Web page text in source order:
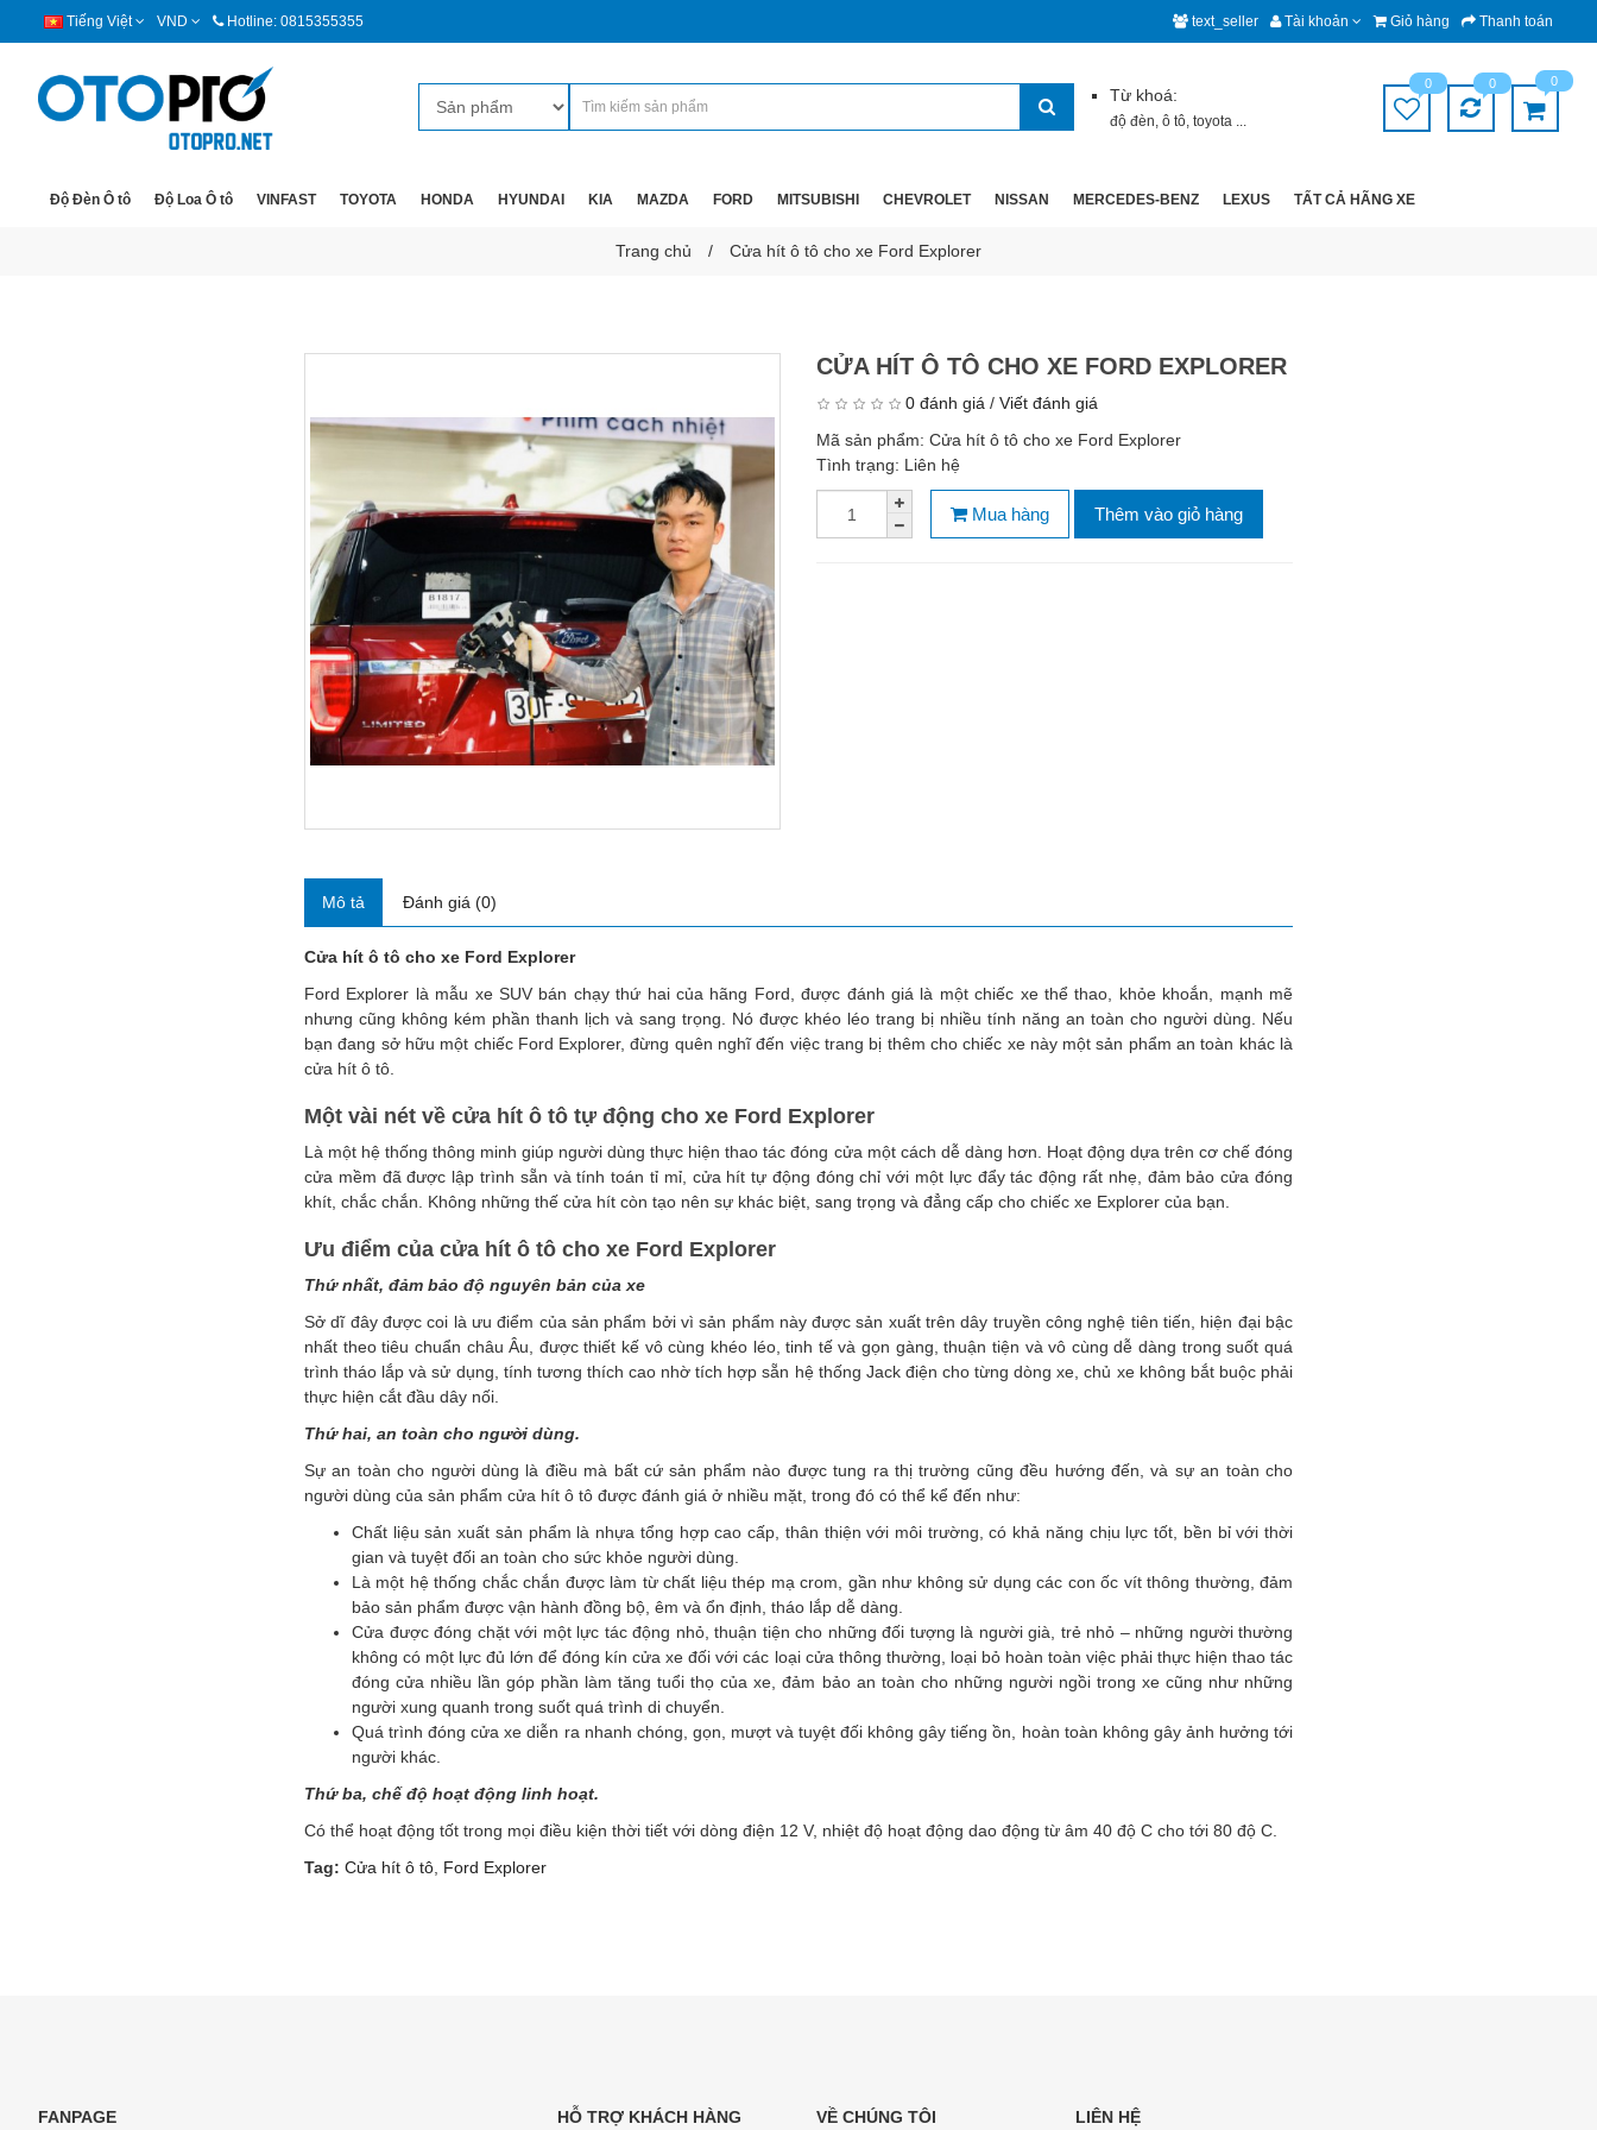
Tiếng Việt VND Hotline: 0815355355 text_seller Tài khoản Giỏ hàng Thanh toán
Từ khoá:
độ đèn,ô tô,toyota ...
0 0 0
Độ Đèn Ô tô Độ Loa Ô tô VINFAST TOYOTA HONDA HYUNDAI KIA MAZDA FORD MITSUBISHI CHEVROLET NISSAN MERCEDES-BENZ LEXUS TẤT CẢ HÃNG XE
Trang chủ Cửa hít ô tô cho xe Ford Explorer
CỬA HÍT Ô TÔ CHO XE FORD EXPLORER
0 đánh giá / Viết đánh giá
Mã sản phẩm: Cửa hít ô tô cho xe Ford Explorer
Tình trạng: Liên hệ
Mua hàng Thêm vào giỏ hàng
Mô tả Đánh giá (0)
Cửa hít ô tô cho xe Ford Explorer
Ford Explorer là mẫu xe SUV bán chạy thứ hai của hãng Ford, được đánh giá là một chiếc xe thể thao, khỏe khoắn, mạnh mẽ
nhưng cũng không kém phần thanh lịch và sang trọng. Nó được khéo léo trang bị nhiều tính năng an toàn cho người dùng. Nếu
bạn đang sở hữu một chiếc Ford Explorer, đừng quên nghĩ đến việc trang bị thêm cho chiếc xe này một sản phẩm an toàn khác là
cửa hít ô tô.
Một vài nét về cửa hít ô tô tự động cho xe Ford Explorer
Là một hệ thống thông minh giúp người dùng thực hiện thao tác đóng cửa một cách dễ dàng hơn. Hoạt động dựa trên cơ chế đóng
cửa mềm đã được lập trình sẵn và tính toán tỉ mỉ, cửa hít tự động đóng chỉ với một lực đẩy tác động rất nhẹ, đảm bảo cửa đóng
khít, chắc chắn. Không những thế cửa hít còn tạo nên sự khác biệt, sang trọng và đẳng cấp cho chiếc xe Explorer của bạn.
Ưu điểm của cửa hít ô tô cho xe Ford Explorer
Thứ nhất, đảm bảo độ nguyên bản của xe
Sở dĩ đây được coi là ưu điểm của sản phẩm bởi vì sản phẩm này được sản xuất trên dây truyền công nghệ tiên tiến, hiện đại bậc
nhất theo tiêu chuẩn châu Âu, được thiết kế vô cùng khéo léo, tinh tế và gọn gàng, thuận tiện và vô cùng dễ dàng trong suốt quá
trình tháo lắp và sử dụng, tính tương thích cao nhờ tích hợp sẵn hệ thống Jack điện cho từng dòng xe, chủ xe không bắt buộc phải
thực hiện cắt đầu dây nối.
Thứ hai, an toàn cho người dùng.
Sự an toàn cho người dùng là điều mà bất cứ sản phẩm nào được tung ra thị trường cũng đều hướng đến, và sự an toàn cho
người dùng của sản phẩm cửa hít ô tô được đánh giá ở nhiều mặt, trong đó có thể kể đến như:
Chất liệu sản xuất sản phẩm là nhựa tổng hợp cao cấp, thân thiện với môi trường, có khả năng chịu lực tốt, bền bỉ với thời
gian và tuyệt đối an toàn cho sức khỏe người dùng.
Là một hệ thống chắc chắn được làm từ chất liệu thép mạ crom, gần như không sử dụng các con ốc vít thông thường, đảm
bảo sản phẩm được vận hành đồng bộ, êm và ổn định, tháo lắp dễ dàng.
Cửa được đóng chặt với một lực tác động nhỏ, thuận tiện cho những đối tượng là người già, trẻ nhỏ – những người thường
không có một lực đủ lớn để đóng kín cửa xe đối với các loại cửa thông thường, loại bỏ hoàn toàn việc phải thực hiện thao tác
đóng cửa nhiều lần góp phần làm tăng tuổi thọ của xe, đảm bảo an toàn cho những người ngồi trong xe cũng như những
người xung quanh trong suốt quá trình di chuyển.
Quá trình đóng cửa xe diễn ra nhanh chóng, gọn, mượt và tuyệt đối không gây tiếng ồn, hoàn toàn không gây ảnh hưởng tới
người khác.
Thứ ba, chế độ hoạt động linh hoạt.
Có thể hoạt động tốt trong mọi điều kiện thời tiết với dòng điện 12 V, nhiệt độ hoạt động dao động từ âm 40 độ C cho tới 80 độ C.
Tag: Cửa hít ô tô Ford Explorer
FANPAGE HỖ TRỢ KHÁCH HÀNG VỀ CHÚNG TÔI LIÊN HỆ